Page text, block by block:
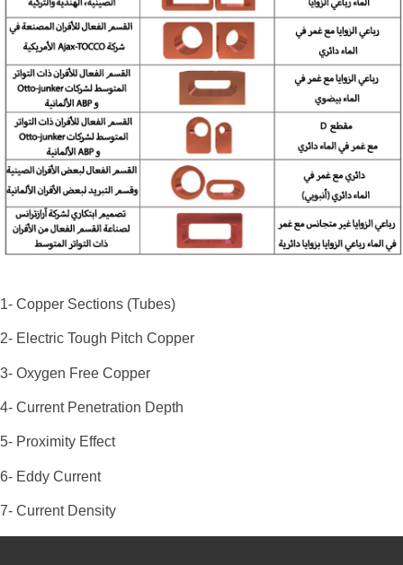
1- Copper Sections (Tubes)
2- Electric Tough Pitch Copper
3- Oxygen Free Copper
4- Current Penetration Depth
5- Proximity Effect
6- Eddy Current
7- Current Density